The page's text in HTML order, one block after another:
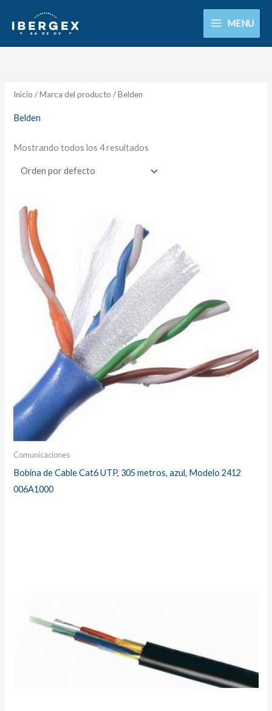
MENU
Inicio / Marca del producto / Belden
Belden
Mostrando todos los 4 resultados
Comunicaciones
Bobina de Cable Cat6 UTP, 305 metros, azul, Modelo 2412
006A1000